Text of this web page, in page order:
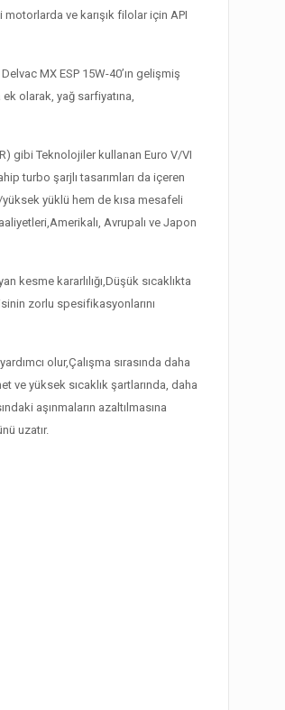
ve karışık filolar için API
MX ESP 15W-40’ın gelişmiş
olarak, yağ sarfiyatına,
gibi Teknolojiler kullanan Euro V/VI
turbo şarjlı tasarımları da içeren
yüksek yüklü hem de kısa mesafeli
Avrupalı ve Japon
kesme kararlılığı,Düşük sıcaklıkta
zorlu spesifikasyonlarını
olur,Çalışma sırasında daha
ve yüksek sıcaklık şartlarında, daha
aşınmaların azaltılmasına
uzatır.